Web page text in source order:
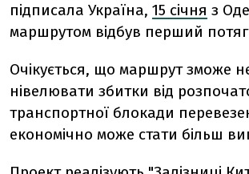
підписала Україна, 15 січня з
маршрутом відбув перший
Очікується, що маршрут зможе
нівелювати збитки від
транспортної блокади
економічно може стати більш